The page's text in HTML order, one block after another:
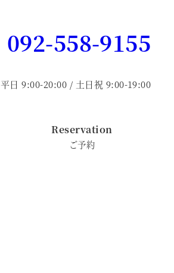
092-558-9155
平日 9:00-20:00 / 土日祝 9:00-19:00
Reservation
ご予約